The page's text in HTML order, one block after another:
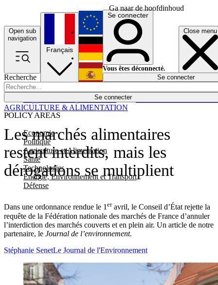
Ga naar de hoofdinhoud
Open sub
navigation
Close menu
Recherche
Se connecter
POLICY AREAS
Economie
Politique
Agriculture et Alimentation
Santé
Technologies
Energie, Environnement et Transport
Défense
Économie
Français
English
Deutsch
Español
Se connecter
Vous êtes déconnecté.
Se connecter
Les marchés alimentaires
restent interdits, mais les
dérogations se multiplient
Dans une ordonnance rendue le 1eravril, le Conseil d’État rejette la
requête de la Fédération nationale des marchés de France d’annuler
l’interdiction des marchés couverts et en plein air. Un article de notre
partenaire, le Journal de l’environnement.
AGRICULTURE & ALIMENTATION
Stéphanie SenetLe Journal de l'Environnement